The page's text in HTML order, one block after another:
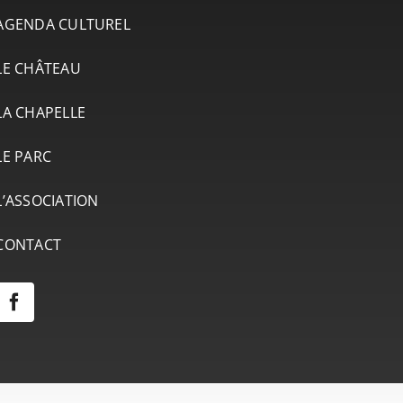
CULTUREL
CHÂTEAU
CHAPELLE
PARC